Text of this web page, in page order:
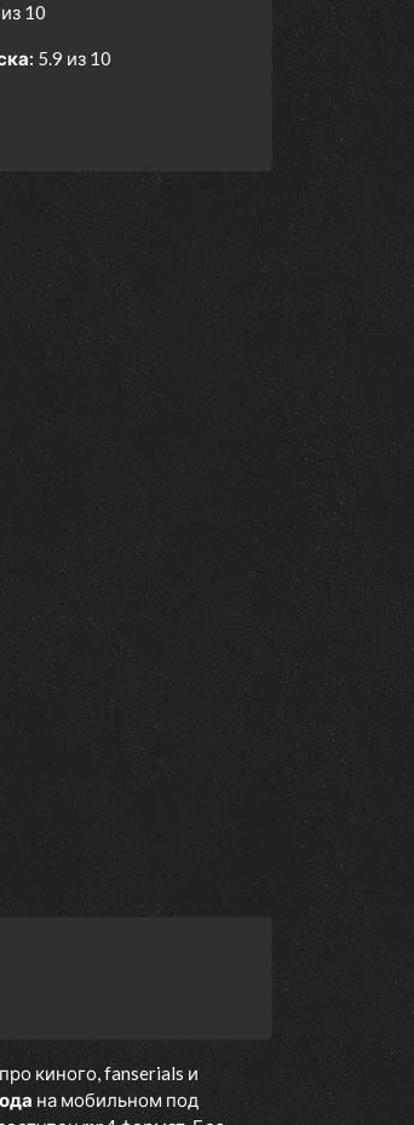
10
5.9 из 10
киного, fanserials и
на мобильном под